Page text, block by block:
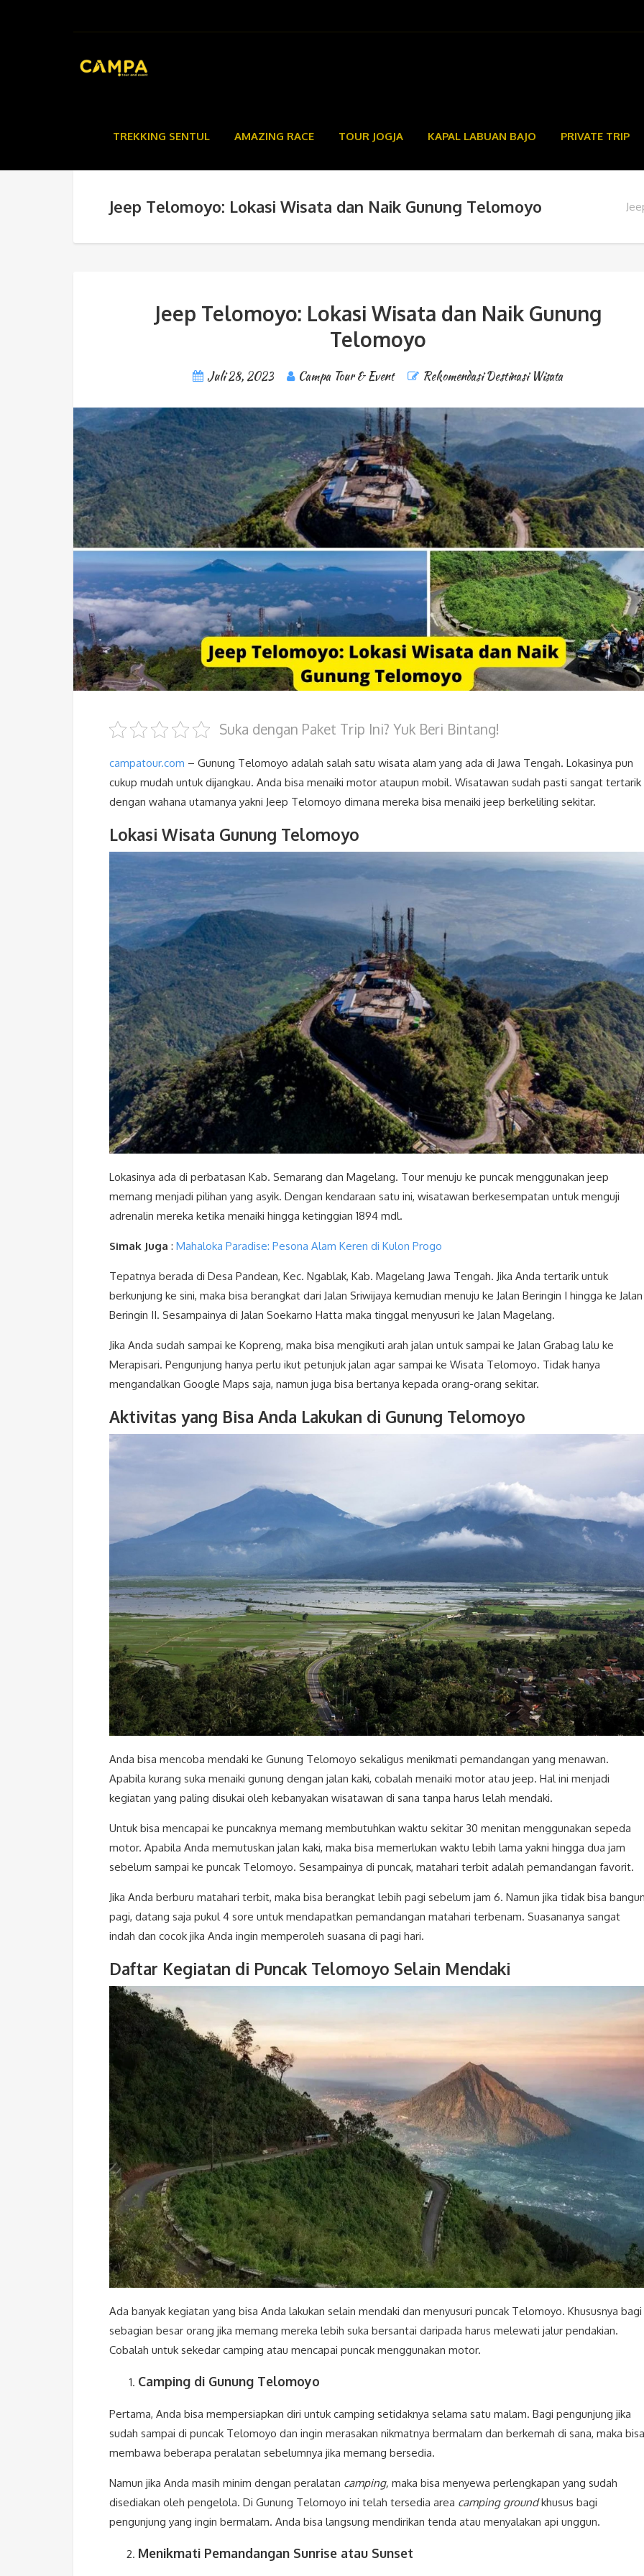
TREKKING SENTUL AMAZING RACE TOUR JOGJA KAPAL LABUAN BAJO PRIVATE TRIP
Jeep Telomoyo: Lokasi Wisata dan Naik Gunung Telomoyo
Jeep Telomoyo: Lokasi Wisata dan Naik Gunung
Telomoyo
Juli 28, 2023 Campa Tour & Event Rekomendasi Destinasi Wisata
Suka dengan Paket Trip Ini? Yuk Beri Bintang!
campatour.com – Gunung Telomoyo adalah salah satu wisata alam yang ada di Jawa Tengah. Lokasinya pun
cukup mudah untuk dijangkau. Anda bisa menaiki motor ataupun mobil. Wisatawan sudah pasti sangat tertarik
dengan wahana utamanya yakni Jeep Telomoyo dimana mereka bisa menaiki jeep berkeliling sekitar.
Lokasi Wisata Gunung Telomoyo
Lokasinya ada di perbatasan Kab. Semarang dan Magelang. Tour menuju ke puncak menggunakan jeep
memang menjadi pilihan yang asyik. Dengan kendaraan satu ini, wisatawan berkesempatan untuk menguji
adrenalin mereka ketika menaiki hingga ketinggian 1894 mdl.
Simak Juga : Mahaloka Paradise: Pesona Alam Keren di Kulon Progo
Tepatnya berada di Desa Pandean, Kec. Ngablak, Kab. Magelang Jawa Tengah. Jika Anda tertarik untuk
berkunjung ke sini, maka bisa berangkat dari Jalan Sriwijaya kemudian menuju ke Jalan Beringin I hingga ke Jalan
Beringin II. Sesampainya di Jalan Soekarno Hatta maka tinggal menyusuri ke Jalan Magelang.
Jika Anda sudah sampai ke Kopreng, maka bisa mengikuti arah jalan untuk sampai ke Jalan Grabag lalu ke
Merapisari. Pengunjung hanya perlu ikut petunjuk jalan agar sampai ke Wisata Telomoyo. Tidak hanya
mengandalkan Google Maps saja, namun juga bisa bertanya kepada orang-orang sekitar.
Aktivitas yang Bisa Anda Lakukan di Gunung Telomoyo
Anda bisa mencoba mendaki ke Gunung Telomoyo sekaligus menikmati pemandangan yang menawan.
Apabila kurang suka menaiki gunung dengan jalan kaki, cobalah menaiki motor atau jeep. Hal ini menjadi
kegiatan yang paling disukai oleh kebanyakan wisatawan di sana tanpa harus lelah mendaki.
Untuk bisa mencapai ke puncaknya memang membutuhkan waktu sekitar 30 menitan menggunakan sepeda
motor. Apabila Anda memutuskan jalan kaki, maka bisa memerlukan waktu lebih lama yakni hingga dua jam
sebelum sampai ke puncak Telomoyo. Sesampainya di puncak, matahari terbit adalah pemandangan favorit.
Jika Anda berburu matahari terbit, maka bisa berangkat lebih pagi sebelum jam 6. Namun jika tidak bisa
pagi, datang saja pukul 4 sore untuk mendapatkan pemandangan matahari terbenam. Suasananya sangat
indah dan cocok jika Anda ingin memperoleh suasana di pagi hari.
Daftar Kegiatan di Puncak Telomoyo Selain Mendaki
Ada banyak kegiatan yang bisa Anda lakukan selain mendaki dan menyusuri puncak Telomoyo. Khususnya bagi
sebagian besar orang jika memang mereka lebih suka bersantai daripada harus melewati jalur pendakian.
Cobalah untuk sekedar camping atau mencapai puncak menggunakan motor.
Camping di Gunung Telomoyo
Pertama, Anda bisa mempersiapkan diri untuk camping setidaknya selama satu malam. Bagi pengunjung jika
sudah sampai di puncak Telomoyo dan ingin merasakan nikmatnya bermalam dan berkemah di sana, maka bisa
membawa beberapa peralatan sebelumnya jika memang bersedia.
Namun jika Anda masih minim dengan peralatan camping, maka bisa menyewa perlengkapan yang sudah
disediakan oleh pengelola. Di Gunung Telomoyo ini telah tersedia area camping groundkhusus bagi
pengunjung yang ingin bermalam. Anda bisa langsung mendirikan tenda atau menyalakan api unggun.
Menikmati Pemandangan Sunrise atau Sunset